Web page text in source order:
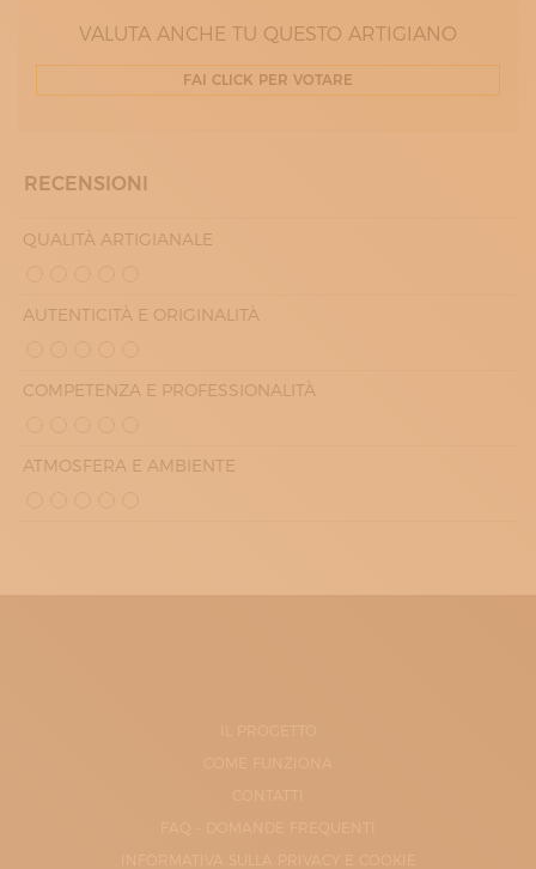
06:30 - 14:30
GIOVEDÌ
06:30 - 14:30
VALUTA ANCHE TU QUESTO ARTIGIANO
FAI CLICK PER VOTARE
RECENSIONI
QUALITÀ ARTIGIANALE
AUTENTICITÀ E ORIGINALITÀ
COMPETENZA E PROFESSIONALITÀ
ATMOSFERA E AMBIENTE